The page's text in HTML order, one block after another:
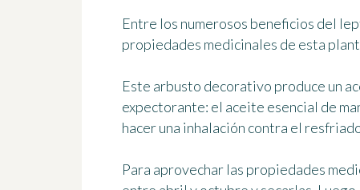
Entre los numerosos beneficios del
propiedades medicinales de esta
Este arbusto decorativo produce un
expectorante: el aceite esencial de
hacer una inhalación contra el
Para aprovechar las propiedades